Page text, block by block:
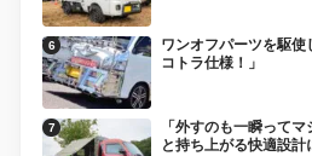
ワンオフパーツを駆
コトラ仕様！」
「外すのも一瞬って
と持ち上がる快適設計